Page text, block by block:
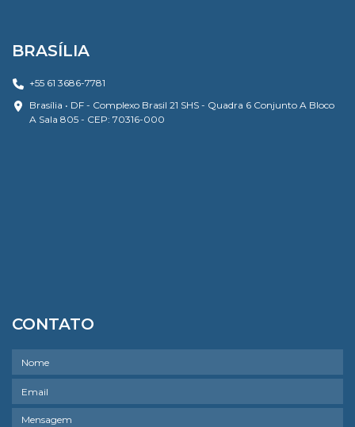
BRASÍLIA
+55 61 3686-7781
Brasília • DF - Complexo Brasil 21 SHS - Quadra 6 Conjunto A Bloco
A Sala 805 - CEP: 70316-000
CONTATO